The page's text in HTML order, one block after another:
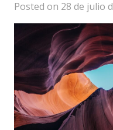
Posted on 28 de julio